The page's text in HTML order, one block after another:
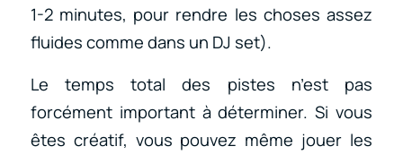
1-2 minutes, pour rendre les choses assez
fluides comme dans un DJ set).
Le temps total des pistes n’est pas
forcément important à déterminer. Si vous
êtes créatif, vous pouvez même jouer les